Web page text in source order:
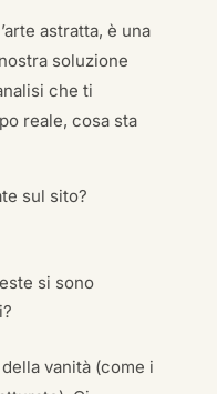
astratta, è una
soluzione
che ti
reale, cosa sta
sul sito?
si sono
vanità (come i